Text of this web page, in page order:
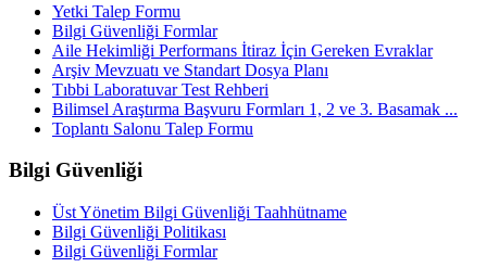
Yetki Talep Formu
Bilgi Güvenliği Formlar
Aile Hekimliği Performans İtiraz İçin Gereken Evraklar
Arşiv Mevzuatı ve Standart Dosya Planı
Tıbbi Laboratuvar Test Rehberi
Bilimsel Araştırma Başvuru Formları 1, 2 ve 3. Basamak ...
Toplantı Salonu Talep Formu
Bilgi Güvenliği
Üst Yönetim Bilgi Güvenliği Taahhütname
Bilgi Güvenliği Politikası
Bilgi Güvenliği Formlar